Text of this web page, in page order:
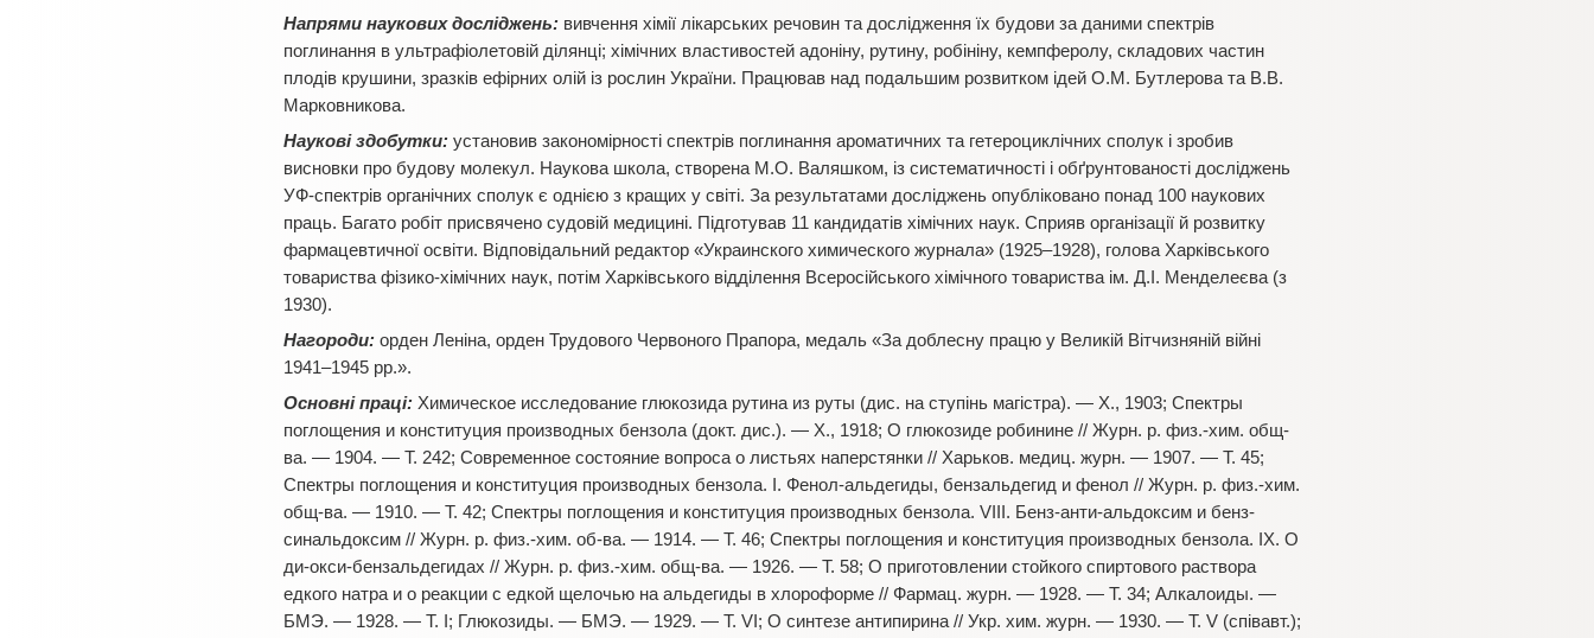
Напрями наукових досліджень: вивчення хімії лікарських речовин та дослідження їх будови за даними спектрів
поглинання в ультрафіолетовій ділянці; хімічних властивостей адоніну, рутину, робініну, кемпферолу, складових частин
плодів крушини, зразків ефірних олій із рослин України. Працював над подальшим розвитком ідей О.М. Бутлерова та В.В.
Марковникова.
Наукові здобутки: установив закономірності спектрів поглинання ароматичних та гетероциклічних сполук і зробив
висновки про будову молекул. Наукова школа, створена М.О. Валяшком, із систематичності і обґрунтованості досліджень
УФ-спектрів органічних сполук є однією з кращих у світі. За результатами досліджень опубліковано понад 100 наукових
праць. Багато робіт присвячено судовій медицині. Підготував 11 кандидатів хімічних наук. Сприяв організації й розвитку
фармацевтичної освіти. Відповідальний редактор «Украинского химического журнала» (1925–1928), голова Харківського
товариства фізико-хімічних наук, потім Харківського відділення Всеросійського хімічного товариства ім. Д.І. Менделеєва (з
1930).
Нагороди: орден Леніна, орден Трудового Червоного Прапора, медаль «За доблесну працю у Великій Вітчизняній війні
1941–1945 рр.».
Основні праці: Химическое исследование глюкозида рутина из руты (дис. на ступінь магістра). — Х., 1903; Спектры
поглощения и конституция производных бензола (докт. дис.). — Х., 1918; О глюкозиде робинине // Журн. р. физ.-хим. общ-
ва. — 1904. — Т. 242; Современное состояние вопроса о листьях наперстянки // Харьков. медиц. журн. — 1907. — Т. 45;
Спектры поглощения и конституция производных бензола. I. Фенол-альдегиды, бензальдегид и фенол // Журн. р. физ.-хим.
общ-ва. — 1910. — Т. 42; Спектры поглощения и конституция производных бензола. VIII. Бенз-анти-альдоксим и бенз-
синальдоксим // Журн. р. физ.-хим. об-ва. — 1914. — Т. 46; Спектры поглощения и конституция производных бензола. IХ. О
ди-окси-бензальдегидах // Журн. р. физ.-хим. общ-ва. — 1926. — Т. 58; О приготовлении стойкого спиртового раствора
едкого натра и о реакции с едкой щелочью на альдегиды в хлороформе // Фармац. журн. — 1928. — Т. 34; Алкалоиды. —
БМЭ. — 1928. — Т. I; Глюкозиды. — БМЭ. — 1929. — Т. VI; О синтезе антипирина // Укр. хим. журн. — 1930. — Т. V (співавт.);